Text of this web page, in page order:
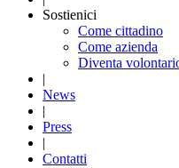
Sostienici
Come cittadino
Come azienda
Diventa
|
News
|
Press
|
Contatti